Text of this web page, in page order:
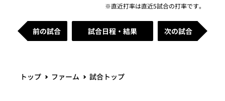
※直近打率は直近5試合の打率です。
前の試合 試合日程・結果 次の試合
トップ ファーム 試合トップ